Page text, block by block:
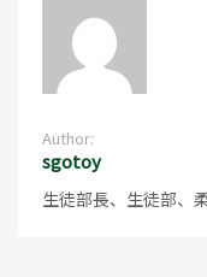
Author:
sgotoy
生徒部長、生徒部、